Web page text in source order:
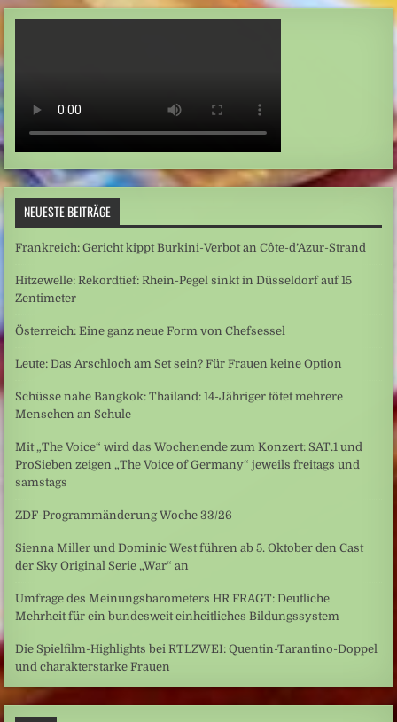
NEUESTE BEITRÄGE
Frankreich: Gericht kippt Burkini-Verbot an Côte-d’Azur-Strand
Hitzewelle: Rekordtief: Rhein-Pegel sinkt in Düsseldorf auf 15
Zentimeter
Österreich: Eine ganz neue Form von Chefsessel
Leute: Das Arschloch am Set sein? Für Frauen keine Option
Schüsse nahe Bangkok: Thailand: 14-Jähriger tötet mehrere
Menschen an Schule
Mit „The Voice“ wird das Wochenende zum Konzert: SAT.1 und
ProSieben zeigen „The Voice of Germany“ jeweils freitags und
samstags
ZDF-Programmänderung Woche 33/26
Sienna Miller und Dominic West führen ab 5. Oktober den Cast
der Sky Original Serie „War“ an
Umfrage des Meinungsbarometers HR FRAGT: Deutliche
Mehrheit für ein bundesweit einheitliches Bildungssystem
Die Spielfilm-Highlights bei RTLZWEI: Quentin-Tarantino-Doppel
und charakterstarke Frauen